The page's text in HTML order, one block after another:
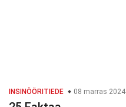
INSINÖÖRITIEDE 08 marras 2024